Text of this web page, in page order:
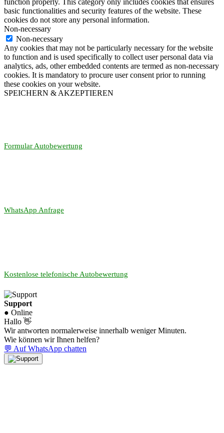
function properly. This category only includes cookies that ensures
basic functionalities and security features of the website. These
cookies do not store any personal information.
Non-necessary
Non-necessary
Any cookies that may not be particularly necessary for the website
to function and is used specifically to collect user personal data via
analytics, ads, other embedded contents are termed as non-necessary
cookies. It is mandatory to procure user consent prior to running
these cookies on your website.
SPEICHERN & AKZEPTIEREN
Formular Autobewertung
WhatsApp Anfrage
Kostenlose telefonische Autobewertung
Support
● Online
Hallo 👋
Wir antworten normalerweise innerhalb weniger Minuten.
Wie können wir Ihnen helfen?
💬 Auf WhatsApp chatten